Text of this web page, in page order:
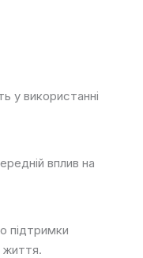
у використанні
вплив на
підтримки
життя.